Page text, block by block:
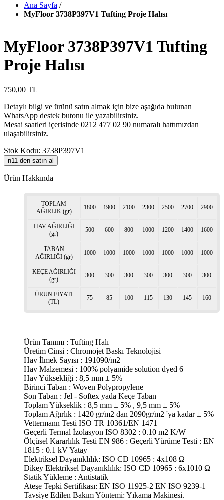
Ana Sayfa /
MyFloor 3738P397V1 Tufting Proje Halısı
MyFloor 3738P397V1 Tufting
Proje Halısı
750,00 TL
Detaylı bilgi ve ürünü satın almak için bize aşağıda bulunan
WhatsApp destek butonu ile yazabilirsiniz.
Mesai saatleri içerisinde 0212 477 02 90 numaralı hattımızdan
ulaşabilirsiniz.
Stok Kodu: 3738P397V1
n11 den satın al
Ürün Hakkında
TOPLAM
AĞIRLIK (gr)
1800 1900 2100 2300 2500 2700 2900
HAV AĞIRLIĞI
(gr)
500 600 800 1000 1200 1400 1600
TABAN
AĞIRLIĞI (gr)
1000 1000 1000 1000 1000 1000 1000
KEÇE AĞIRLIĞI
(gr)
300 300 300 300 300 300 300
ÜRÜN FİYATI
(TL)
75 85 100 115 130 145 160
Ürün Tanımı : Tufting Halı
Üretim Cinsi : Chromojet Baskı Teknolojisi
Hav İlmek Sayısı : 191090/m2
Hav Malzemesi : 100% polyamide solution dyed 6
Hav Yüksekliği : 8,5 mm ± 5%
Birinci Taban : Woven Polypropylene
Son Taban : Jel - Softex yada Keçe Taban
Toplam Yükseklik : 8,5 mm ± 5% , 9,5 mm ± 5%
Toplam Ağırlık : 1420 gr/m2 dan 2090gr/m2 'ya kadar ± 5%
Vettermann Testi ISO TR 10361/EN 1471
Geçerli Termal İzolasyon ISO 8302 : 0.10 m2 K/W
Ölçüsel Kararlılık Testi EN 986 : Geçerli Yürüme Testi : EN
1815 : 0.1 kV Yatay
Elektriksel Dayanıklılık: ISO CD 10965 : 4x108 Ω
Dikey Elektriksel Dayanıklılık: ISO CD 10965 : 6x1010 Ω
Statik Yükleme : Antistatik
Ateşe Tepki Sertifikası: EN ISO 11925-2 EN ISO 9239-1
Tavsiye Edilen Bakım Yöntemi: Yıkama Makinesi.